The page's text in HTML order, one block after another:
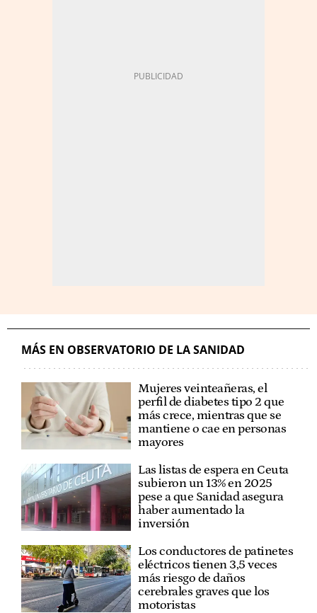
MÁS EN OBSERVATORIO DE LA SANIDAD
Mujeres veinteañeras, el
perfil de diabetes tipo 2 que
más crece, mientras que se
mantiene o cae en personas
mayores
Las listas de espera en Ceuta
subieron un 13% en 2025
pese a que Sanidad asegura
haber aumentado la
inversión
Los conductores de patinetes
eléctricos tienen 3,5 veces
más riesgo de daños
cerebrales graves que los
motoristas